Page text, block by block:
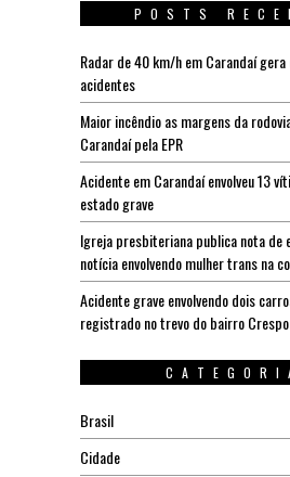
POSTS
Radar de 40 km/h em Carandaí
acidentes
Maior incêndio as margens da
Carandaí pela EPR
Acidente em Carandaí envolveu 13
estado grave
Igreja presbiteriana publica nota de
notícia envolvendo mulher trans na
Acidente grave envolvendo dois
registrado no trevo do bairro Crespo
Brasil
Cidade